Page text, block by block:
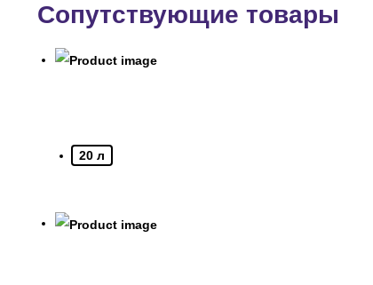
Сопутствующие товары
20 л